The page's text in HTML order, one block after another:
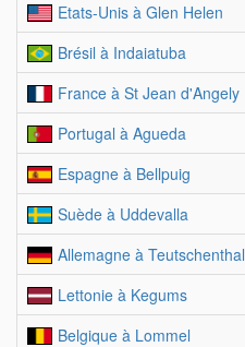
Etats-Unis à Glen Helen
Brésil à Indaiatuba
France à St Jean d'Angely
Portugal à Agueda
Espagne à Bellpuig
Suède à Uddevalla
Allemagne à Teutschenthal
Lettonie à Kegums
Belgique à Lommel